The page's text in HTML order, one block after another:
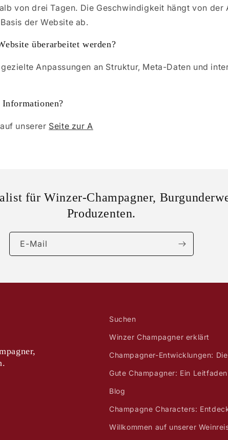
von drei Tagen. Die Geschwindigkeit hängt von der
der Website ab.
überarbeitet werden?
Anpassungen an Struktur, Meta-Daten und
unserer Seite zur A
für Winzer-Champagner,
Produzenten.
E-Mail
Suchen
Winzer Champagner erklärt
Champagner-Entwicklungen:
Gute Champagner: Ein
Blog
Champagne Characters:
Willkommen auf unserer